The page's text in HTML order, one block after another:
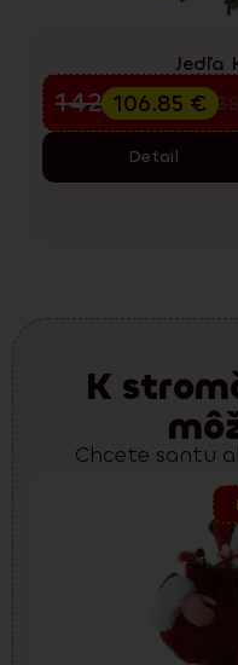
Jedľa
142.47€
106.85 €
Detail
K
Chcete santu